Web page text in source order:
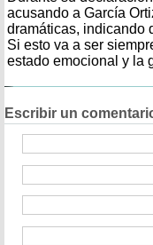
acusando a García
dramáticas, indicando
Si esto va a ser
estado emocional y la
Escribir un